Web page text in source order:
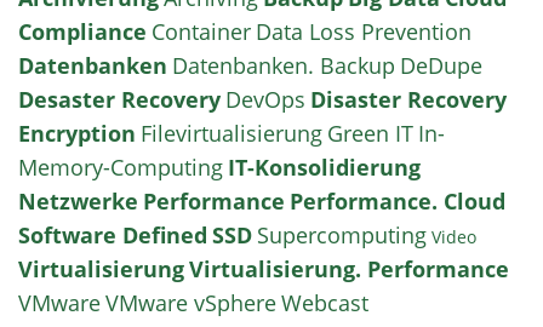
Compliance Container Data Loss Prevention
Datenbanken Datenbanken. Backup DeDupe
Desaster Recovery DevOps Disaster Recovery
Encryption Filevirtualisierung Green IT In-
Memory-Computing IT-Konsolidierung
Netzwerke Performance Performance. Cloud
Software Defined SSD Supercomputing Video
VirtualisierungVirtualisierung. Performance
VMwareVMware vSphereWebcast